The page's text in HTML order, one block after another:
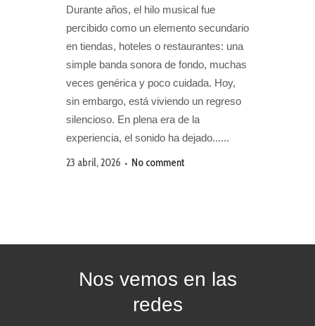
Durante años, el hilo musical fue
percibido como un elemento secundario
en tiendas, hoteles o restaurantes: una
simple banda sonora de fondo, muchas
veces genérica y poco cuidada. Hoy,
sin embargo, está viviendo un regreso
silencioso. En plena era de la
experiencia, el sonido ha dejado......
23 abril, 2026 No comment
Nos vemos en las
redes